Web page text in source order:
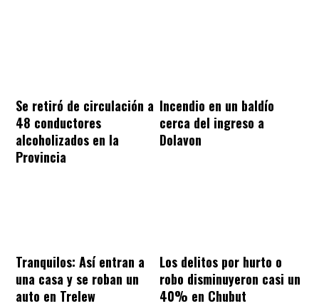
Se retiró de circulación a
48 conductores
alcoholizados en la
Provincia
Incendio en un baldío
cerca del ingreso a
Dolavon
Tranquilos: Así entran a
una casa y se roban un
auto en Trelew
Los delitos por hurto o
robo disminuyeron casi un
40% en Chubut